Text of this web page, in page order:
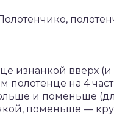
изнанкой вверх
полотенце на 4
и поменьше
поменьше —